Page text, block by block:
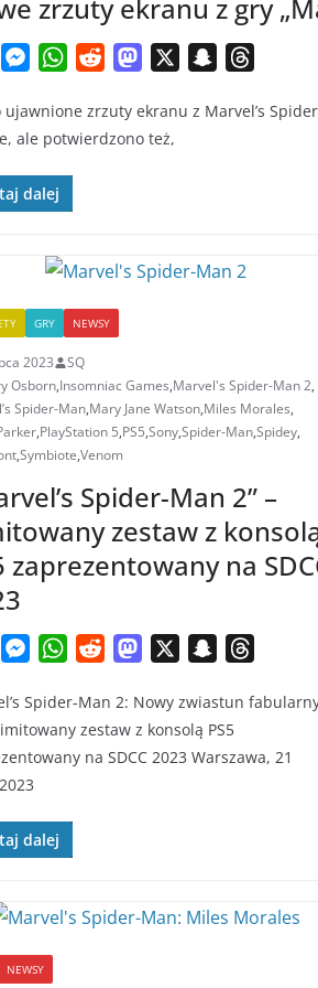
zrzuty ekranu z gry
M
s
s
e
n
W
a
t
s
p
d
d
M
s
t
n
a
r
ujawnione zrzuty ekranu z Marvel’s
ale potwierdzono też,
dalej
GRY NEWSY
2023
SQ
Osborn,Insomniac Games,Marvel's Spider-Man 2,
Spider-Man,Mary Jane Watson,Miles Morales,
,PlayStation 5,PS5,Sony,Spider-Man,Spidey,
,Symbiote,Venom
Spider-Man 2” –
zestaw z
zaprezentowany na
M
s
s
e
n
g
e
W
a
t
s
p
p
d
d
i
M
s
o
a
p
c
r
a
Spider-Man 2: Nowy zwiastun
zestaw z konsolą PS5
na SDCC 2023 Warszawa, 21
dalej
NEWSY